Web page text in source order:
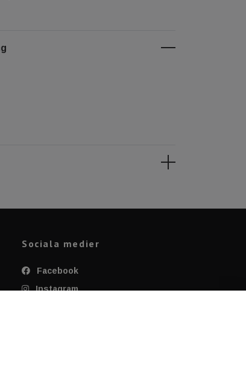
Sociala medier
Facebook
Instagram